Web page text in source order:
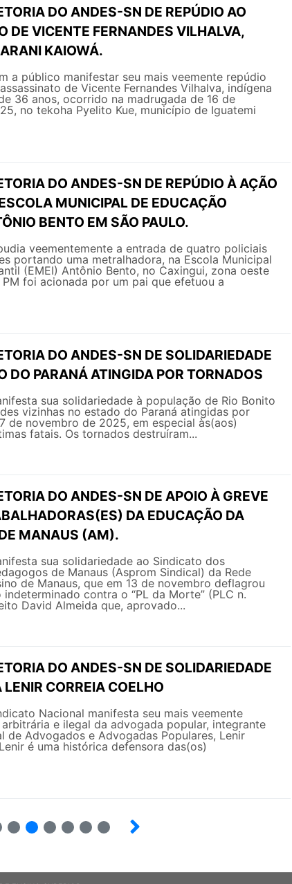
DO ANDES-SN DE REPÚDIO AO
DE VICENTE FERNANDES VILHALVA,
KAIOWÁ.
a público manifestar seu mais veemente repúdio
de Vicente Fernandes Vilhalva, indígena
36 anos, ocorrido na madrugada de 16 de
no tekoha Pyelito Kue, município de Iguatemi
DO ANDES-SN DE REPÚDIO À AÇÃO
MUNICIPAL DE EDUCAÇÃO
BENTO EM SÃO PAULO.
veementemente a entrada de quatro policiais
portando uma metralhadora, na Escola Municipal
(EMEI) Antônio Bento, no Caxingui, zona oeste
foi acionada por um pai que efetuou a
DO ANDES-SN DE SOLIDARIEDADE
DO PARANÁ ATINGIDA POR TORNADOS
sua solidariedade à população de Rio Bonito
vizinhas no estado do Paraná atingidas por
de novembro de 2025, em especial às(aos)
fatais. Os tornados destruíram...
DO ANDES-SN DE APOIO À GREVE
DA EDUCAÇÃO DA
MANAUS (AM).
sua solidariedade ao Sindicato dos
de Manaus (Asprom Sindical) da Rede
de Manaus, que em 13 de novembro deflagrou
contra o “PL da Morte” (PLC n.
David Almeida que, aprovado...
DO ANDES-SN DE SOLIDARIEDADE
CORREIA COELHO
Nacional manifesta seu mais veemente
e ilegal da advogada popular, integrante
de Advogados e Advogadas Populares, Lenir
é uma histórica defensora das(os)